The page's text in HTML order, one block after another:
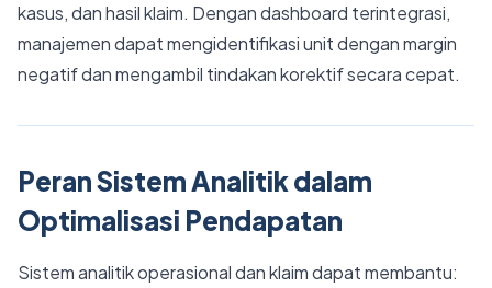
kasus, dan hasil klaim. Dengan dashboard terintegrasi,
manajemen dapat mengidentifikasi unit dengan margin
negatif dan mengambil tindakan korektif secara cepat.
Peran Sistem Analitik dalam
Optimalisasi Pendapatan
Sistem analitik operasional dan klaim dapat membantu: